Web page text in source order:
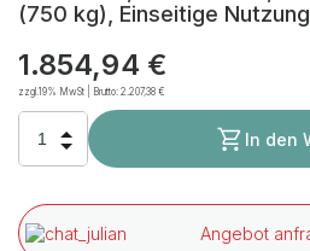
(750 kg), Einseitige Nutzung
1.854,94 €
zzgl.19% MwSt | Brutto:2.207,38 €
In den
Angebot